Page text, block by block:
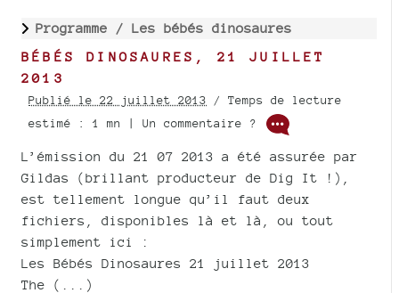
Programme / Les bébés dinosaures
BÉBÉS DINOSAURES, 21 JUILLET
2013
Publié le 22 juillet 2013 / Temps de lecture
estimé : 1 mn | Un commentaire ?
L’émission du 21 07 2013 a été assurée par
Gildas (brillant producteur de Dig It !),
est tellement longue qu’il faut deux
fichiers, disponibles là et là, ou tout
simplement ici :
Les Bébés Dinosaures 21 juillet 2013
The (...)